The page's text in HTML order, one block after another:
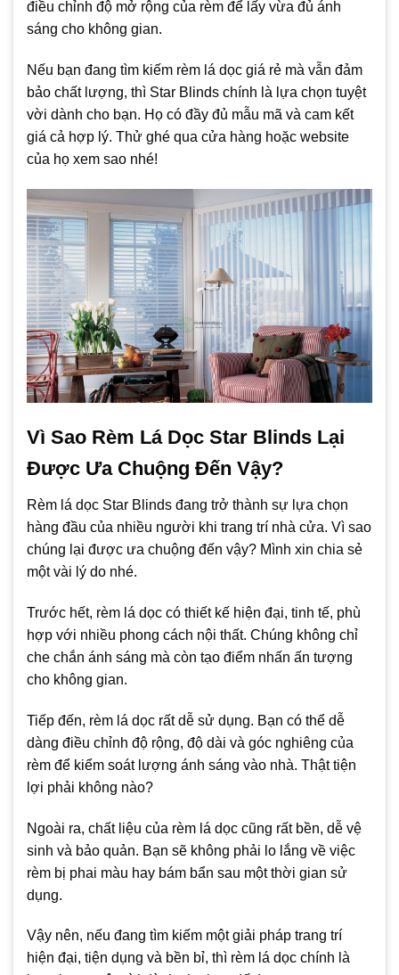
điều chỉnh độ mở rộng của rèm để lấy vừa đủ ánh
sáng cho không gian.
Nếu bạn đang tìm kiếm rèm lá dọc giá rẻ mà vẫn đảm
bảo chất lượng, thì Star Blinds chính là lựa chọn tuyệt
vời dành cho bạn. Họ có đầy đủ mẫu mã và cam kết
giá cả hợp lý. Thử ghé qua cửa hàng hoặc website
của họ xem sao nhé!
Vì Sao Rèm Lá Dọc Star Blinds Lại
Được Ưa Chuộng Đến Vậy?
Rèm lá dọc Star Blinds đang trở thành sự lựa chọn
hàng đầu của nhiều người khi trang trí nhà cửa. Vì sao
chúng lại được ưa chuộng đến vậy? Mình xin chia sẻ
một vài lý do nhé.
Trước hết, rèm lá dọc có thiết kế hiện đại, tinh tế, phù
hợp với nhiều phong cách nội thất. Chúng không chỉ
che chắn ánh sáng mà còn tạo điểm nhấn ấn tượng
cho không gian.
Tiếp đến, rèm lá dọc rất dễ sử dụng. Bạn có thể dễ
dàng điều chỉnh độ rộng, độ dài và góc nghiêng của
rèm để kiểm soát lượng ánh sáng vào nhà. Thật tiện
lợi phải không nào?
Ngoài ra, chất liệu của rèm lá dọc cũng rất bền, dễ vệ
sinh và bảo quản. Bạn sẽ không phải lo lắng về việc
rèm bị phai màu hay bám bẩn sau một thời gian sử
dụng.
Vậy nên, nếu đang tìm kiếm một giải pháp trang trí
hiện đại, tiện dụng và bền bỉ, thì rèm lá dọc chính là